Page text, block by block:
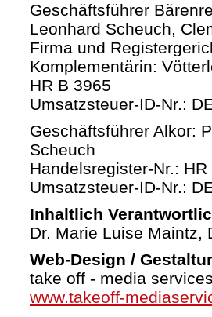
Geschäftsführer
Leonhard Scheuch,
Firma und
Komplementärin:
HR B 3965
Umsatzsteuer-ID-Nr.:
Geschäftsführer Alkor:
Scheuch
Handelsregister-Nr.: HR
Umsatzsteuer-ID-Nr.:
Inhaltlich
Dr. Marie Luise Maintz,
Web-Design /
take off - media
www.takeoff-